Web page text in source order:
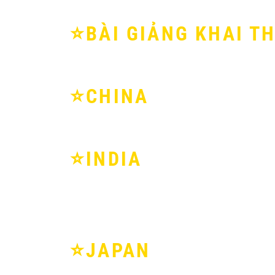
⭐️BÀI GIẢNG KHAI
⭐️CHINA
⭐️INDIA
⭐️JAPAN